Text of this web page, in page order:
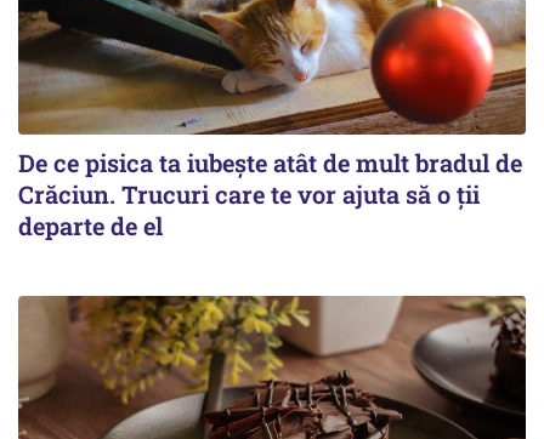
De ce pisica ta iubește atât de mult bradul de
Crăciun. Trucuri care te vor ajuta să o ții
departe de el